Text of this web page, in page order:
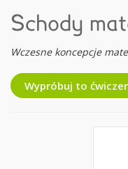
Schody
Wczesne koncepcje
Wypróbuj to